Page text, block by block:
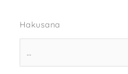
Hakusana